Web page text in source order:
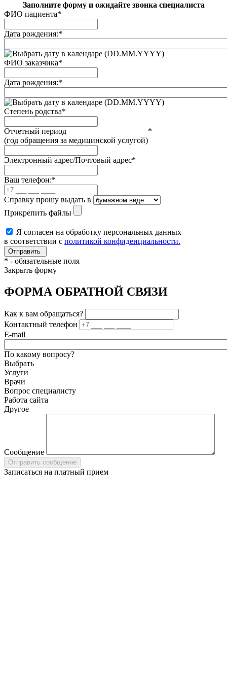
Заполните форму и ожидайте звонка специалиста
ФИО пациента*
Дата рождения:*
(DD.MM.YYYY)
ФИО заказчика*
Дата рождения:*
(DD.MM.YYYY)
Степень родства*
Отчетный период
(год обращения за медицинской услугой)
*
Электронный адрес/Почтовый адрес*
Ваш телефон:*
Справку прошу выдать в
Прикрепить файлы
Я согласен на обработку персональных данных
в соответствии с политикой конфиденциальности.
* - обязательные поля
Закрыть форму
ФОРМА ОБРАТНОЙ СВЯЗИ
Как к вам обращаться?
Контактный телефон
E-mail
По какому вопросу?
Выбрать
Услуги
Врачи
Вопрос специалисту
Работа сайта
Другое
Сообщение
Записаться на платный прием